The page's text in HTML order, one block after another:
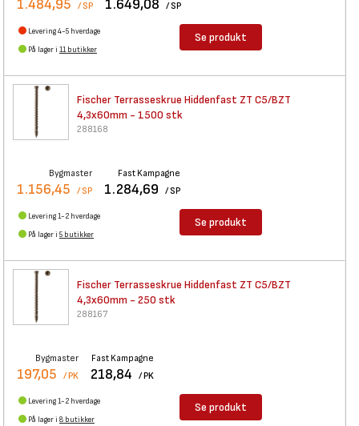
1.484,95 / SP 1.649,08 / SP
Levering 4-5 hverdage
På lager i 11 butikker
Se produkt
Fischer Terrasseskrue Hiddenfast ZT C5/BZT
4,3x60mm - 1500 stk
288168
Bygmaster
1.156,45 / SP
Fast Kampagne
1.284,69 / SP
Levering 1-2 hverdage
På lager i 5 butikker
Se produkt
Fischer Terrasseskrue Hiddenfast ZT C5/BZT
4,3x60mm - 250 stk
288167
Bygmaster
197,05 / PK
Fast Kampagne
218,84 / PK
Levering 1-2 hverdage
På lager i 8 butikker
Se produkt